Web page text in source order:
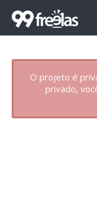
O projeto é
privado,